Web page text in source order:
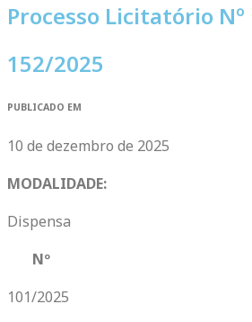
Processo Licitatório Nº
152/2025
PUBLICADO EM
10 de dezembro de 2025
MODALIDADE:
Dispensa
Nº
101/2025